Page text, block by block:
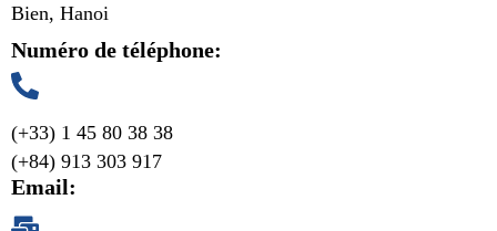
Bien, Hanoi
Numéro de téléphone:
(+33) 1 45 80 38 38
(+84) 913 303 917
Email: